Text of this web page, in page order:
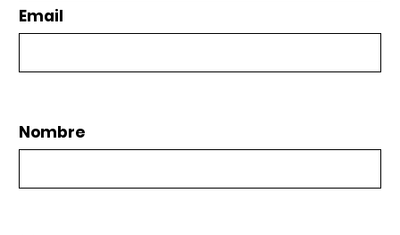
Email
Nombre